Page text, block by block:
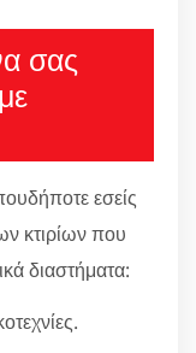
σας
εσείς
κτιρίων που
διαστήματα: